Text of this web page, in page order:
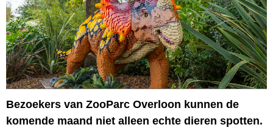
Bezoekers van ZooParc Overloon kunnen de
komende maand niet alleen echte dieren spotten.